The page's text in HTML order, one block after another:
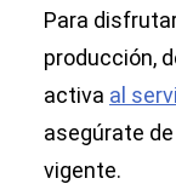
Para
producción,
activa al
asegúrate
vigente.